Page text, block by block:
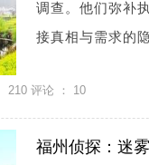
调查。他们弥补
接真相与需求的
210 评论 ： 10
福州侦探：迷